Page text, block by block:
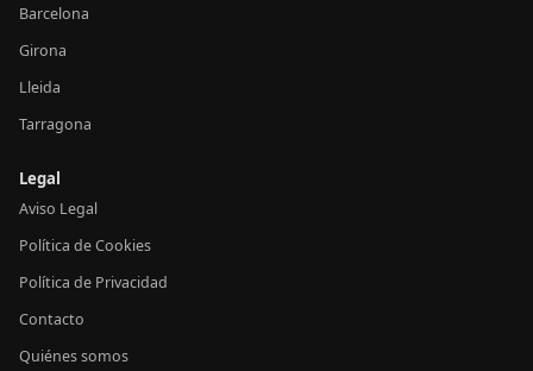
Barcelona
Girona
Lleida
Tarragona
Legal
Aviso Legal
Política de Cookies
Política de Privacidad
Contacto
Quiénes somos